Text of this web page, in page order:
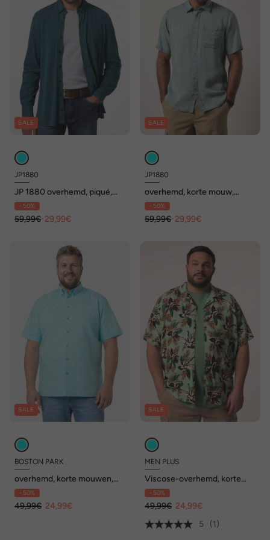
SALE
JP1880
JP 1880 overhemd, piqué,
lange mouwen, buttondown-
kraag, vintage look, Modern
Fit, tot 8XL
- 50%
59,99€ 29,99€
SALE
JP1880
overhemd, korte mouw,
kentkraag, boxy fit, tot 8XL
- 50%
59,99€ 29,99€
SALE
BOSTON PARK
overhemd, korte mouwen,
buttondown-kraag,
minimalistisch motief,
Comfort Fit, tot 8XL
- 50%
49,99€ 24,99€
SALE
MEN PLUS
Viscose-overhemd, korte
mouw, Cubaanse kraag, Cuba
fit, tot 8 XL
- 50%
49,99€ 24,99€
5
(1)